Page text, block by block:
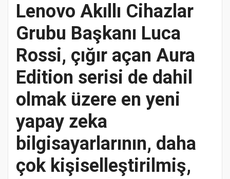
Lenovo Akıllı Cihazlar
Grubu Başkanı Luca
Rossi, çığır açan Aura
Edition serisi de dahil
olmak üzere en yeni
yapay zeka
bilgisayarlarının, daha
çok kişiselleştirilmiş,